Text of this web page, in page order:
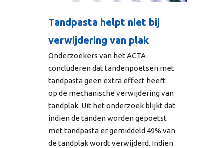
Tandpasta helpt niet bij
verwijdering van plak
Onderzoekers van het ACTA
concluderen dat tandenpoetsen met
tandpasta geen extra effect heeft
op de mechanische verwijdering van
tandplak. Uit het onderzoek blijkt dat
indien de tanden worden gepoetst
met tandpasta er gemiddeld 49% van
de tandplak wordt verwijderd. Indien